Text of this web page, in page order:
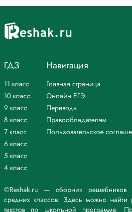
©Reshak.ru — сборник решебников
средних классов. Здесь можно
текстов по школьной программе.
ГДЗ
11 класс
10 класс
9 класс
8 класс
7 класс
6 класс
5 класс
4 класс
Навигация
Главная страница
Онлайн ЕГЭ
Переводы
Правообладателям
Пользовательское